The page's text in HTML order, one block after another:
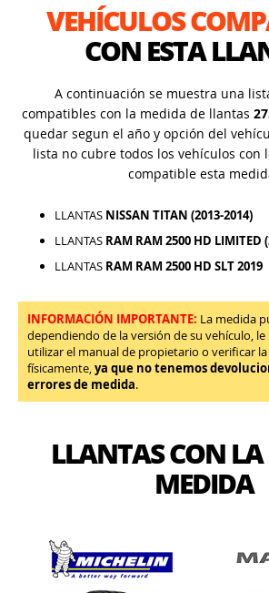
VEHÍCULOS
CON ESTA
A continuación se muestra una
compatibles con la medida de llantas
quedar segun el año y opción del
lista no cubre todos los vehículos con
compatible esta
LLANTAS NISSAN TITAN (2013-2014)
LLANTAS RAM RAM 2500 HD LIMITED
LLANTAS RAM RAM 2500 HD SLT 2019
INFORMACIÓN IMPORTANTE: La medida
dependiendo de la versión de su vehículo,
utilizar el manual de propietario o verificar
físicamente,ya que no tenemos
errores de medida.
LLANTAS CON
MEDIDA